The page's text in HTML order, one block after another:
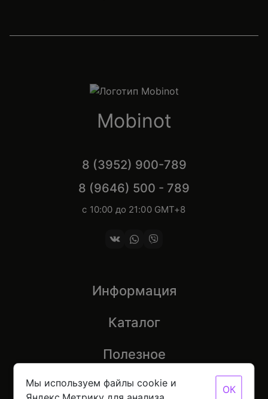
Мы используем файлы cookie и
ОК
Mobinot
8 (3952) 900-789
8 (9646) 500 - 789
с 10:00 до 21:00 GMT+8
Информация
Каталог
Полезное